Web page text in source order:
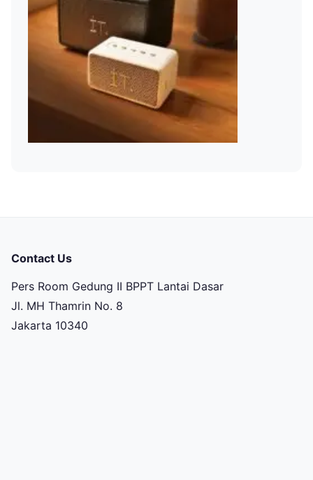
Contact Us
Pers Room Gedung II BPPT Lantai Dasar
Jl. MH Thamrin No. 8
Jakarta 10340